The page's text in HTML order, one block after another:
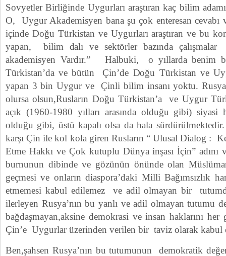
Sovyetler Birliğinde Uygurları araştıran kaç bilim
O, Uygur Akademisyen bana şu çok enteresan cevabı
içinde Doğu Türkistan ve Uygurları araştıran ve bu
yapan, bilim dalı ve sektörler bazında
akademisyen Vardır.” Halbuki, o yıllarda benim
Türkistan’da ve bütün Çin’de Doğu Türkistan ve
yapan 3 bin Uygur ve Çinli bilim insanı yoktu.
olursa olsun,Rusların Doğu Türkistan’a ve Uygur
açık (1960-1980 yılları arasında olduğu gibi) siyasi
olduğu gibi, üstü kapalı olsa da hala
karşı Çin ile kol kola giren Rusların “ Ulusal Dialog :
Etme Hakkı ve Çok kutuplu Dünya inşası İçin” adını
burnunun dibinde ve gözünün önünde olan
geçmesi ve onların diaspora’daki Milli Bağımsızlık
etmemesi kabul edilemez ve adil olmayan bir
ilerleyen Rusya’nın bu yanlı ve adil olmayan tutumu
bağdaşmayan,aksine demokrasi ve insan haklarını
Çin’e Uygurlar üzerinden verilen bir taviz olarak kabul
Ben,şahsen Rusya’nın bu tutumunun demokratik